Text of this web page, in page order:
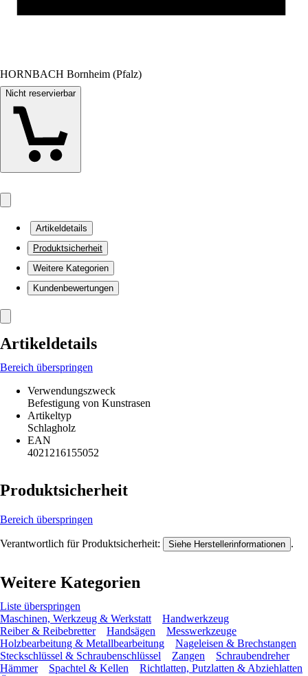
HORNBACH Bornheim (Pfalz)
Nicht reservierbar
Artikeldetails
Produktsicherheit
Weitere Kategorien
Kundenbewertungen
Artikeldetails
Bereich überspringen
Verwendungszweck
Befestigung von Kunstrasen
Artikeltyp
Schlagholz
EAN
4021216155052
Produktsicherheit
Bereich überspringen
Verantwortlich für Produktsicherheit: Siehe Herstellerinformationen .
Weitere Kategorien
Liste überspringen
Maschinen, Werkzeug & Werkstatt
Handwerkzeug
Reiber & Reibebretter
Handsägen
Messwerkzeuge
Holzbearbeitung & Metallbearbeitung
Nageleisen & Brechstangen
Steckschlüssel & Schraubenschlüssel
Zangen
Schraubendreher
Hämmer
Spachtel & Kellen
Richtlatten, Putzlatten & Abziehlatten